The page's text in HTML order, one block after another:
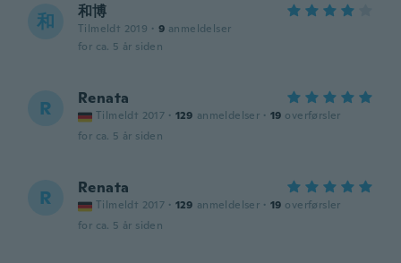
和 和博
Tilmeldt 2019 · 9 anmeldelser
for ca. 5 år siden
R Renata
Tilmeldt 2017 · 129 anmeldelser · 19 overførsler
for ca. 5 år siden
R Renata
Tilmeldt 2017 · 129 anmeldelser · 19 overførsler
for ca. 5 år siden